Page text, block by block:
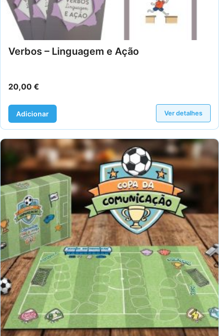
Verbos – Linguagem e Ação
20,00 €
Adicionar Ver detalhes